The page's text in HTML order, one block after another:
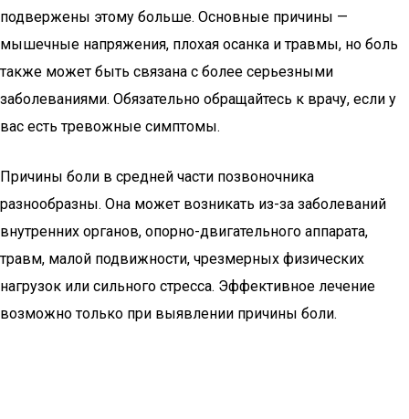
подвержены этому больше. Основные причины —
мышечные напряжения, плохая осанка и травмы, но боль
также может быть связана с более серьезными
заболеваниями. Обязательно обращайтесь к врачу, если у
вас есть тревожные симптомы.
Причины боли в средней части позвоночника
разнообразны. Она может возникать из-за заболеваний
внутренних органов, опорно-двигательного аппарата,
травм, малой подвижности, чрезмерных физических
нагрузок или сильного стресса. Эффективное лечение
возможно только при выявлении причины боли.